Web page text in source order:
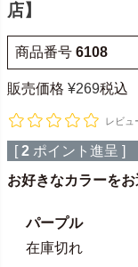
店】
商品番号 6108
販売価格 ¥269税込
レビュ
[ 2 ポイント進呈 ]
お好きなカラーを
パープル
在庫切れ